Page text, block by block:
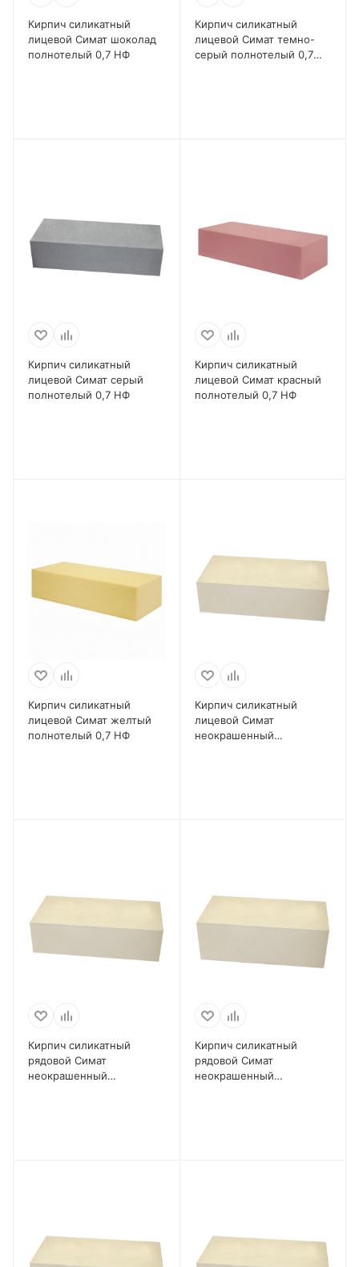
Кирпич силикатный
лицевой Симат шоколад
полнотелый 0,7 НФ
Кирпич силикатный
лицевой Симат темно-
серый полнотелый 0,7
Кирпич силикатный
лицевой Симат серый
полнотелый 0,7 НФ
Кирпич силикатный
лицевой Симат красный
полнотелый 0,7 НФ
Кирпич силикатный
лицевой Симат желтый
полнотелый 0,7 НФ
Кирпич силикатный
лицевой Симат
неокрашенный
Кирпич силикатный
рядовой Симат
неокрашенный
Кирпич силикатный
рядовой Симат
неокрашенный